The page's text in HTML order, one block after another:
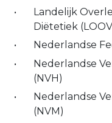
Landelijk
Diëtetiek
Nederlandse
Nederlandse
(NVH)
Nederlandse
(NVM)